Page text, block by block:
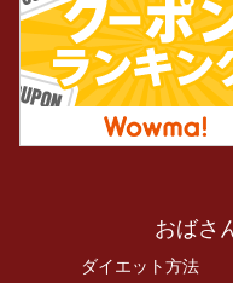
おばさ
ダイエット方法